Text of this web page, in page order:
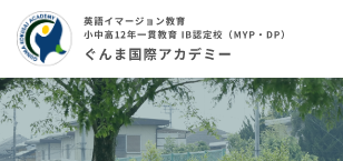
GKAについて